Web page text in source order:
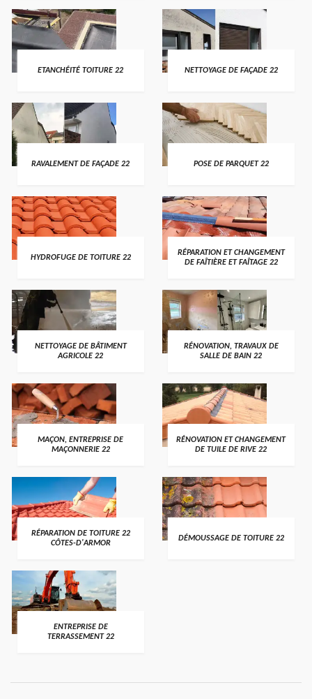
ETANCHÉITÉ TOITURE 22 NETTOYAGE DE FAÇADE 22
RAVALEMENT DE FAÇADE 22 POSE DE PARQUET 22
HYDROFUGE DE TOITURE 22
RÉPARATION ET CHANGEMENT
DE FAÎTIÈRE ET FAÎTAGE 22
NETTOYAGE DE BÂTIMENT
AGRICOLE 22
RÉNOVATION, TRAVAUX DE
SALLE DE BAIN 22
MAÇON, ENTREPRISE DE
MAÇONNERIE 22
RÉNOVATION ET CHANGEMENT
DE TUILE DE RIVE 22
RÉPARATION DE TOITURE 22
CÔTES-D'ARMOR
DÉMOUSSAGE DE TOITURE 22
ENTREPRISE DE
TERRASSEMENT 22